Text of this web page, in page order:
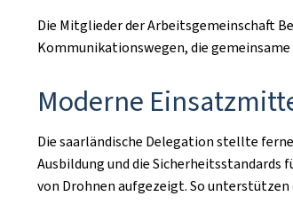
Die Mitglieder der Arbeitsgemeinschaft
Kommunikationswegen, die
Moderne
Die saarländische Delegation stellte
Ausbildung und die
von Drohnen aufgezeigt. So